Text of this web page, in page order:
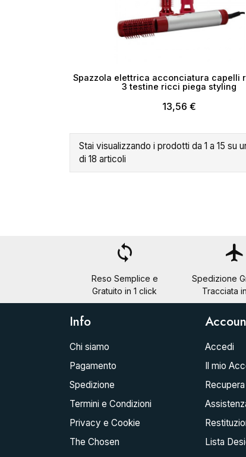
Spazzola elettrica acconciatura capelli
3 testine ricci piega styling
13,56 €
Stai visualizzando i prodotti da 1 a 15 su
di 18 articoli
loop
Reso Semplice e
Gratuito in 1 click
flight
Spedizione
Tracciata
Info
Chi siamo
Pagamento
Spedizione
Termini e Condizioni
Privacy e Cookie
The Chosen
Accedi
Il mio
Lista